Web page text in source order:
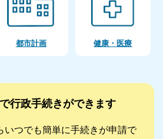
都市計画 健康・医療
行政手続きができます
いつでも簡単に手続きが申請で